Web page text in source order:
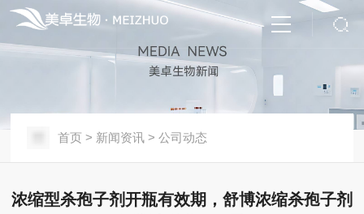
首页 > 新闻资讯 >公司动态
浓缩型杀孢子剂开瓶有效期，舒博浓缩杀孢子剂